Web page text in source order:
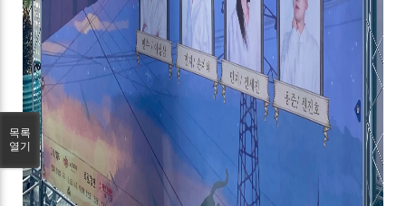
목록
열기